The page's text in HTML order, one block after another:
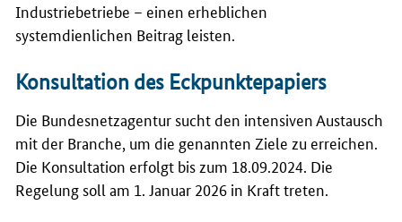
Industriebetriebe – einen erheblichen
systemdienlichen Beitrag leisten.
Konsultation des Eckpunktepapiers
Die Bundesnetzagentur sucht den intensiven Austausch
mit der Branche, um die genannten Ziele zu erreichen.
Die Konsultation erfolgt bis zum 18.09.2024. Die
Regelung soll am 1. Januar 2026 in Kraft treten.